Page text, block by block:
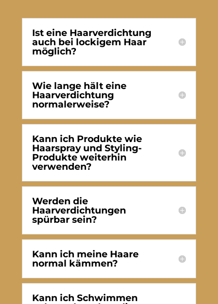
Ist eine Haarverdichtung
auch bei lockigem Haar
möglich?
Wie lange hält eine
Haarverdichtung
normalerweise?
Kann ich Produkte wie
Haarspray und Styling-
Produkte weiterhin
verwenden?
Werden die
Haarverdichtungen
spürbar sein?
Kann ich meine Haare
normal kämmen?
Kann ich Schwimmen